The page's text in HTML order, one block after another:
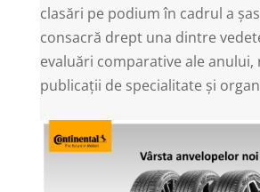
clasări pe podium în cadrul a
consacră drept una dintre
evaluări comparative ale anului,
publicații de specialitate și